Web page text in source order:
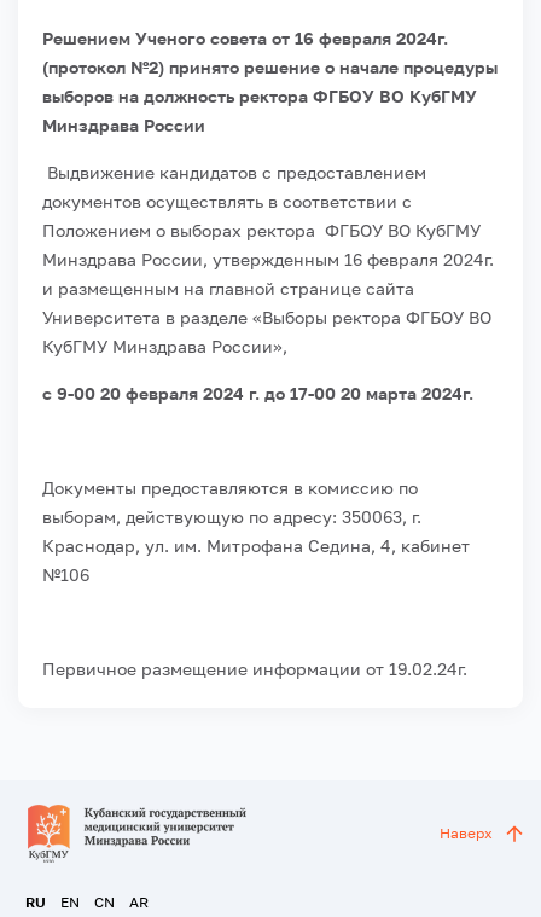
Решением Ученого совета от 16 февраля 2024г.
(протокол №2) принято решение о начале процедуры
выборов на должность ректора ФГБОУ ВО КубГМУ
Минздрава России
Выдвижение кандидатов с предоставлением
документов осуществлять в соответствии с
Положением о выборах ректора ФГБОУ ВО КубГМУ
Минздрава России, утвержденным 16 февраля 2024г.
и размещенным на главной странице сайта
Университета в разделе «Выборы ректора ФГБОУ ВО
КубГМУ Минздрава России»,
с 9-00 20 февраля 2024 г. до 17-00 20 марта 2024г.
Документы предоставляются в комиссию по
выборам, действующую по адресу: 350063, г.
Краснодар, ул. им. Митрофана Седина, 4, кабинет
№106
Первичное размещение информации от 19.02.24г.
RU EN CN AR
Наверх